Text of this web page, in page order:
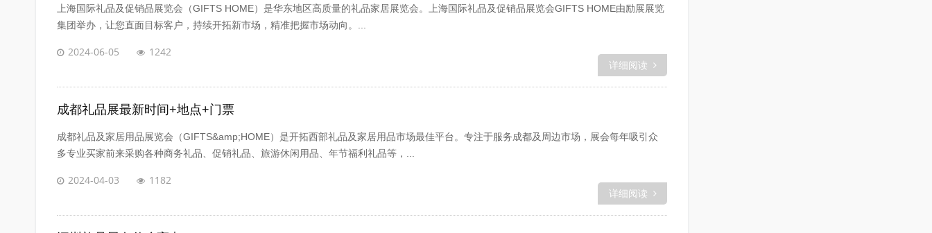
上海国际礼品及促销品展览会（GIFTS HOME）是华东地区高质量的礼品家居展览会。上海国际礼品及促销品展览会GIFTS HOME由励展展览
集团举办，让您直面目标客户，持续开拓新市场，精准把握市场动向。...
2024-06-05 1242
详细阅读
成都礼品展最新时间+地点+门票
成都礼品及家居用品展览会（GIFTS&amp;HOME）是开拓西部礼品及家居用品市场最佳平台。专注于服务成都及周边市场，展会每年吸引众
多专业买家前来采购各种商务礼品、促销礼品、旅游休闲用品、年节福利礼品等，...
2024-04-03 1182
详细阅读